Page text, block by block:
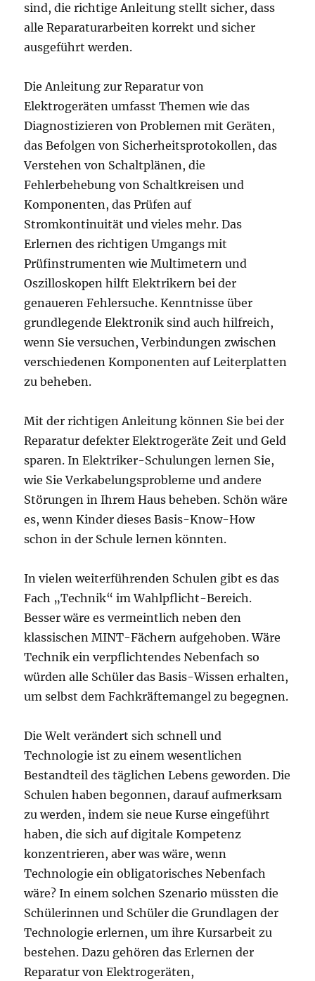
sind, die richtige Anleitung stellt sicher, dass
alle Reparaturarbeiten korrekt und sicher
ausgeführt werden.
Die Anleitung zur Reparatur von
Elektrogeräten umfasst Themen wie das
Diagnostizieren von Problemen mit Geräten,
das Befolgen von Sicherheitsprotokollen, das
Verstehen von Schaltplänen, die
Fehlerbehebung von Schaltkreisen und
Komponenten, das Prüfen auf
Stromkontinuität und vieles mehr. Das
Erlernen des richtigen Umgangs mit
Prüfinstrumenten wie Multimetern und
Oszilloskopen hilft Elektrikern bei der
genaueren Fehlersuche. Kenntnisse über
grundlegende Elektronik sind auch hilfreich,
wenn Sie versuchen, Verbindungen zwischen
verschiedenen Komponenten auf Leiterplatten
zu beheben.
Mit der richtigen Anleitung können Sie bei der
Reparatur defekter Elektrogeräte Zeit und Geld
sparen. In Elektriker-Schulungen lernen Sie,
wie Sie Verkabelungsprobleme und andere
Störungen in Ihrem Haus beheben. Schön wäre
es, wenn Kinder dieses Basis-Know-How
schon in der Schule lernen könnten.
In vielen weiterführenden Schulen gibt es das
Fach „Technik“ im Wahlpflicht-Bereich.
Besser wäre es vermeintlich neben den
klassischen MINT-Fächern aufgehoben. Wäre
Technik ein verpflichtendes Nebenfach so
würden alle Schüler das Basis-Wissen erhalten,
um selbst dem Fachkräftemangel zu begegnen.
Die Welt verändert sich schnell und
Technologie ist zu einem wesentlichen
Bestandteil des täglichen Lebens geworden. Die
Schulen haben begonnen, darauf aufmerksam
zu werden, indem sie neue Kurse eingeführt
haben, die sich auf digitale Kompetenz
konzentrieren, aber was wäre, wenn
Technologie ein obligatorisches Nebenfach
wäre? In einem solchen Szenario müssten die
Schülerinnen und Schüler die Grundlagen der
Technologie erlernen, um ihre Kursarbeit zu
bestehen. Dazu gehören das Erlernen der
Reparatur von Elektrogeräten,